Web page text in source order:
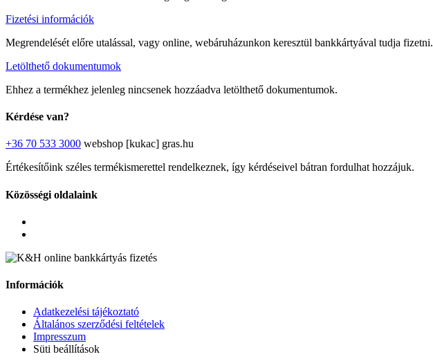
Fizetési információk
Megrendelését előre utalással, vagy online, webáruházunkon keresztül bankkártyával tudja fizetni.
Letölthető dokumentumok
Ehhez a termékhez jelenleg nincsenek hozzáadva letölthető dokumentumok.
Kérdése van?
+36 70 533 3000 webshop [kukac] gras.hu
Értékesítőink széles termékismerettel rendelkeznek, így kérdéseivel bátran fordulhat hozzájuk.
Közösségi oldalaink
Információk
Adatkezelési tájékoztató
Általános szerződési feltételek
Impresszum
Süti beállítások